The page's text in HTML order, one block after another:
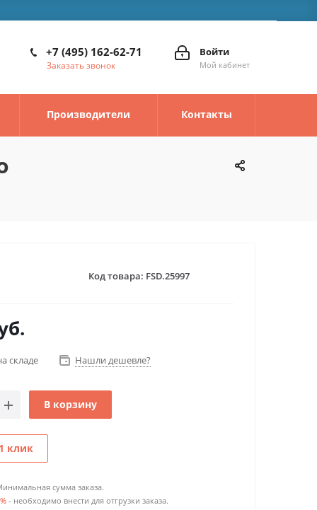
Войти
Мой кабинет
+7 (495) 162-62-71
Заказать звонок
Производители Контакты
Код товара: FSD.25997
складе Нашли дешевле?
В корзину
клик
сумма заказа.
- необходимо внести для отгрузки заказа.